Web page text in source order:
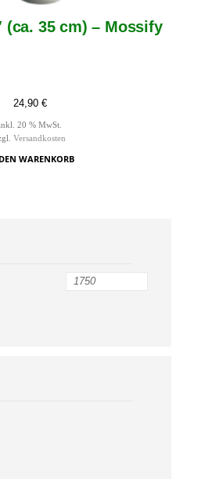
(ca. 35 cm) – Mossify
24,90 €
20 % MwSt.
Versandkosten
WARENKORB